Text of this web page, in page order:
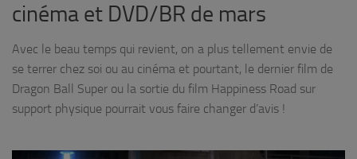
cinéma et DVD/BR de mars
Avec le beau temps qui revient, on a plus tellement envie de
se terrer chez soi ou au cinéma et pourtant, le dernier film de
Dragon Ball Super ou la sortie du film Happiness Road sur
support physique pourrait vous faire changer d’avis !